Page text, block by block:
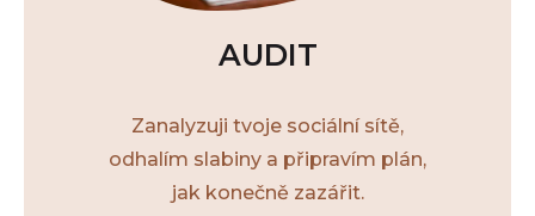
AUDIT
Zanalyzuji tvoje sociální sítě,
odhalím slabiny a připravím plán,
jak konečně zazářit.